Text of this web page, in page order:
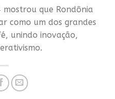
mostrou que Rondônia
como um dos grandes
unindo inovação,